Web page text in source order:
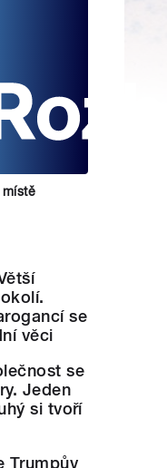
se
věci
se
Jeden
si tvoří
Trumpův